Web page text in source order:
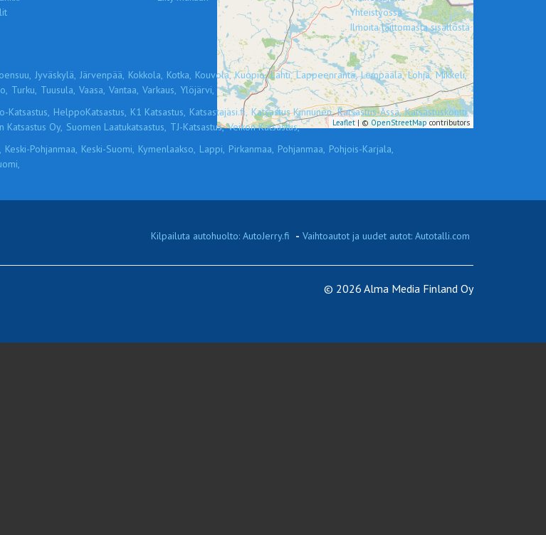
Leaflet | © OpenStreetMap contributors
Yhteistyössä
Ilmoita laittomasta sisällöstä
Jyväskylä, Järvenpää, Kokkola, Kotka, Kouvola, Kuopio, Lahti, Lappeenranta, Lempäälä, Lohja, Mikkeli,
Turku, Tuusula, Vaasa, Vantaa, Varkaus, Ylöjärvi,
Katsastus, HelppoKatsastus, K1 Katsastus, Katsastajasi.fi, Katsastus Kinnunen, Katsastus-Ässä, Katsastuskontti,
Katsastus Oy, Suomen Laatukatsastus, TJ-Katsastus, Veikon Katsastus,
Keski-Pohjanmaa, Keski-Suomi, Kymenlaakso, Lappi, Pirkanmaa, Pohjanmaa, Pohjois-Karjala,
Kilpailuta autohuolto: AutoJerry.fi - Vaihtoautot ja uudet autot: Autotalli.com
© 2026 Alma Media Finland Oy